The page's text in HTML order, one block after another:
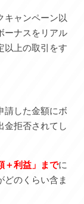
キャンペーン以
ーナスをリアル
以上の取引をす
請した金額にボ
金拒否されてし
＋利益」までに
どのくらい含ま